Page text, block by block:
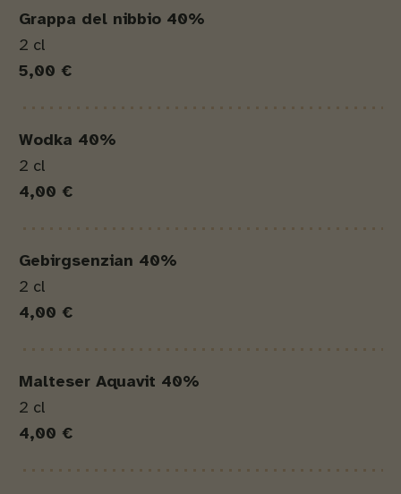
Grappa del nibbio 40%
2 cl
5,00 €
Wodka 40%
2 cl
4,00 €
Gebirgsenzian 40%
2 cl
4,00 €
Malteser Aquavit 40%
2 cl
4,00 €